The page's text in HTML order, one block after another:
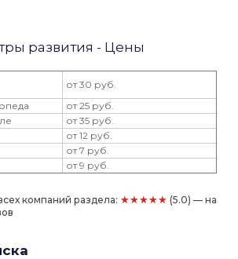
развития - Цены
от 30 руб.
от 25 руб.
от 35 руб.
от 12 руб.
от 7 руб.
от 9 руб.
компаний раздела: ★★★★★ (5.0) — на